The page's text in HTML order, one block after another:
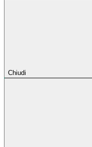
Chiudi